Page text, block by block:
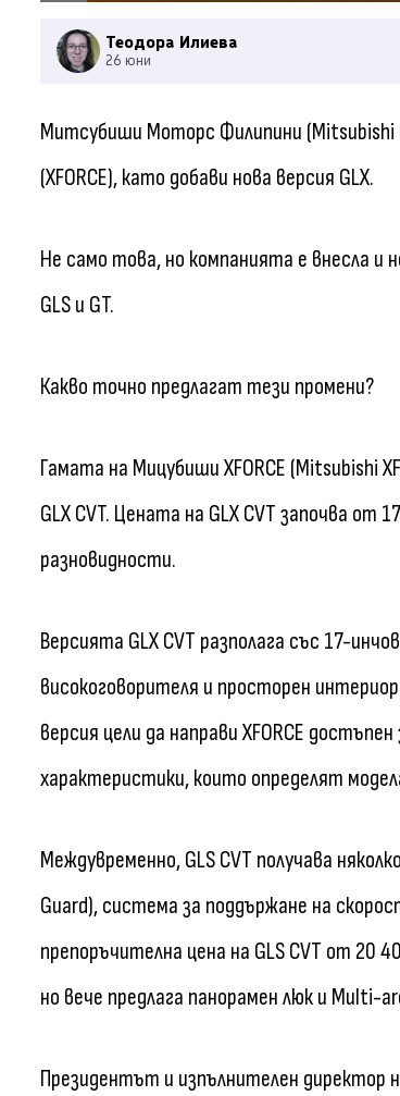
Теодора Илиева
26 юни
Митсубиши Моторс Филипини (Mitsubishi
(XFORCE), като добави нова версия GLX.
Не само това, но компанията е внесла и
GLS и GT.
Какво точно предлагат тези промени?
Гамата на Мицубиши XFORCE (Mitsubishi
GLX CVT. Цената на GLX CVT започва
разновидности.
Версията GLX CVT разполага със 17-
високоговорителя и просторен
версия цели да направи XFORCE
характеристики, които определят
Междувременно, GLS CVT получава
Guard), система за поддържане на
препоръчителна цена на GLS CVT от 20
но вече предлага панорамен люк и Multi-
Президентът и изпълнителен директор